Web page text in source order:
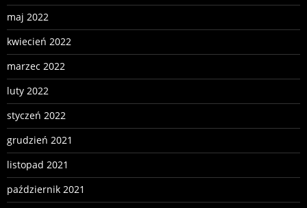
maj 2022
kwiecień 2022
marzec 2022
luty 2022
styczeń 2022
grudzień 2021
listopad 2021
październik 2021